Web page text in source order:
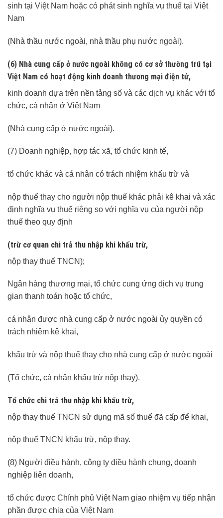
sinh tại Việt Nam hoặc có phát sinh nghĩa vụ thuế tại Việt
Nam
(Nhà thầu nước ngoài, nhà thầu phụ nước ngoài).
(6) Nhà cung cấp ở nước ngoài không có cơ sở thường trú tại
Việt Nam có hoạt động kinh doanh thương mại điện tử,
kinh doanh dựa trên nền tảng số và các dịch vụ khác với tổ
chức, cá nhân ở Việt Nam
(Nhà cung cấp ở nước ngoài).
(7) Doanh nghiệp, hợp tác xã, tổ chức kinh tế,
tổ chức khác và cá nhân có trách nhiệm khấu trừ và
nộp thuế thay cho người nộp thuế khác phải kê khai và xác
định nghĩa vụ thuế riêng so với nghĩa vụ của người nộp
thuế theo quy định
(trừ cơ quan chi trả thu nhập khi khấu trừ,
nộp thay thuế TNCN);
Ngân hàng thương mại, tổ chức cung ứng dịch vụ trung
gian thanh toán hoặc tổ chức,
cá nhân được nhà cung cấp ở nước ngoài ủy quyền có
trách nhiệm kê khai,
khấu trừ và nộp thuế thay cho nhà cung cấp ở nước ngoài
(Tổ chức, cá nhân khấu trừ nộp thay).
Tổ chức chi trả thu nhập khi khấu trừ,
nộp thay thuế TNCN sử dụng mã số thuế đã cấp để khai,
nộp thuế TNCN khấu trừ, nộp thay.
(8) Người điều hành, công ty điều hành chung, doanh
nghiệp liên doanh,
tổ chức được Chính phủ Việt Nam giao nhiệm vụ tiếp nhận
phần được chia của Việt Nam